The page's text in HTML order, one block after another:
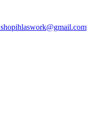
shopihlaswork@gmail.com